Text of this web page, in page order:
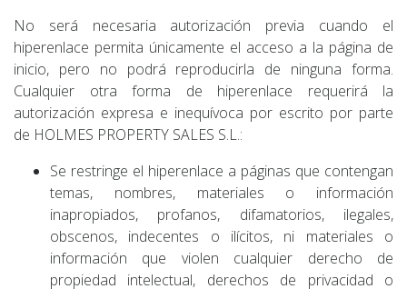
No será necesaria autorización previa cuando el
hiperenlace permita únicamente el acceso a la página de
inicio, pero no podrá reproducirla de ninguna forma.
Cualquier otra forma de hiperenlace requerirá la
autorización expresa e inequívoca por escrito por parte
de HOLMES PROPERTY SALES S.L.:
Se restringe el hiperenlace a páginas que contengan
temas, nombres, materiales o información
inapropiados, profanos, difamatorios, ilegales,
obscenos, indecentes o ilícitos, ni materiales o
información que violen cualquier derecho de
propiedad intelectual, derechos de privacidad o